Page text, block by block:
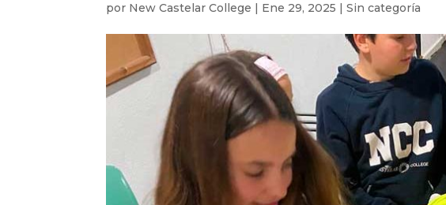
por New Castelar College | Ene 29, 2025 |Sin categoría